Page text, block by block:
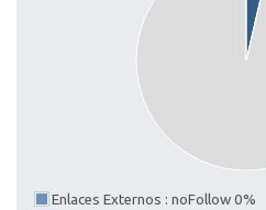
Enlaces Externos : noFollow 0%